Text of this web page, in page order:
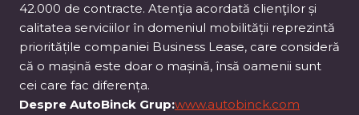
42.000 de contracte. Atenţia acordată clienţilor și
calitatea serviciilor în domeniul mobilității reprezintă
prioritățile companiei Business Lease, care consideră
că o mașină este doar o mașină, însă oamenii sunt
cei care fac diferența.
Despre AutoBinck Grup:www.autobinck.com